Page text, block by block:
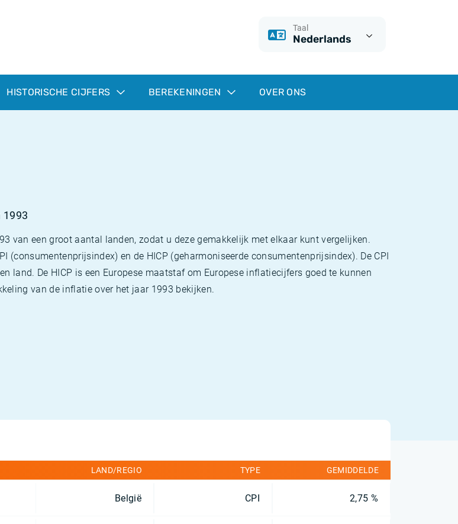
Taal
Nederlands
HISTORISCHE CIJFERS BEREKENINGEN OVER ONS
1993
van een groot aantal landen, zodat u deze gemakkelijk met elkaar kunt vergelijken.
en de HICP (geharmoniseerde consumentenprijsindex). De CPI
land. De HICP is een Europese maatstaf om Europese inflatiecijfers goed te kunnen
van de inflatie over het jaar 1993 bekijken.
LAND/REGIO TYPE GEMIDDELDE
België CPI 2,75 %